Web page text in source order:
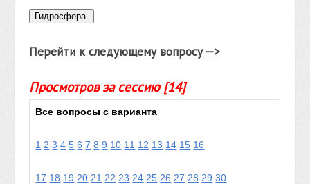
Перейти к следующему вопросу -->
Просмотров за сессию [14]
Все вопросы с варианта
1 2 3 4 5 6 7 8 9 10 11 12 13 14 15 16
17 18 19 20 21 22 23 24 25 26 27 28 29 30